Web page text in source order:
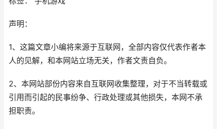
声明：
1、这篇文章小编将来源于互联网，全部内容仅代表作者本
人的见解，和本网站立场无关，作者文责自负。
2、本网站部份内容来自互联网收集整理，对于不当转载或
引用而引起的民事纷争、行政处理或其他损失，本网不承
担职责。